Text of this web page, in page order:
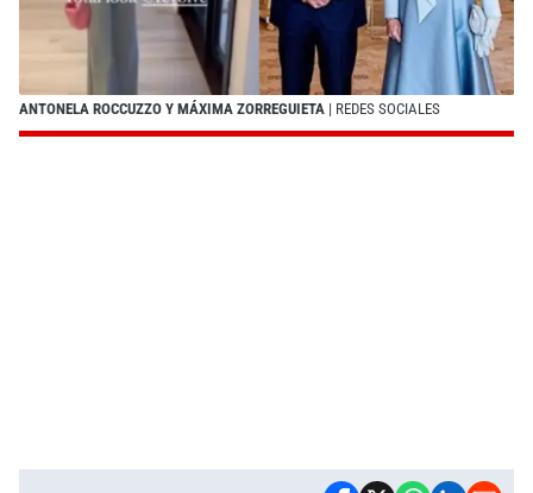
ANTONELA ROCCUZZO Y MÁXIMA ZORREGUIETA | REDES SOCIALES